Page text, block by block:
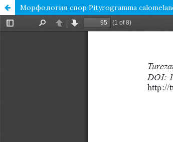
Морфология спор Pityrogramma